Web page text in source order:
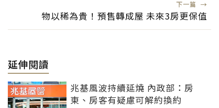
下一篇 →
物以稀為貴！預售轉成屋 未來3房更保值
延伸閱讀
兆基風波持續延燒 內政部：房
東、房客有疑慮可解約換約